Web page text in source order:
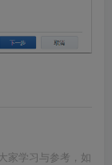
家学习与参考，如